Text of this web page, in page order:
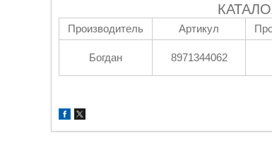
Производитель Артикул
Богдан 8971344062